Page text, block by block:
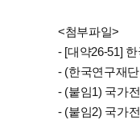
<첨부파일>
- [대약26-51] 한
- (한국연구재
- (붙임1) 국가
- (붙임2) 국가